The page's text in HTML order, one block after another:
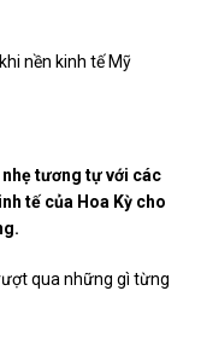
nhẹ tương tự với các
tế của Hoa Kỳ cho
qua những gì từng